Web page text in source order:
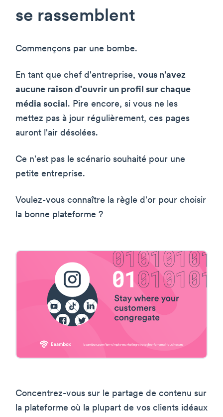
se rassemblent
Commençons par une bombe.
En tant que chef d'entreprise, vous n'avez
aucune raison d'ouvrir un profil sur chaque
média social . Pire encore, si vous ne les
mettez pas à jour régulièrement, ces pages
auront l'air désolées.
Ce n'est pas le scénario souhaité pour une
petite entreprise.
Voulez-vous connaître la règle d'or pour choisir
la bonne plateforme ?
Concentrez-vous sur le partage de contenu sur
la plateforme où la plupart de vos clients idéaux